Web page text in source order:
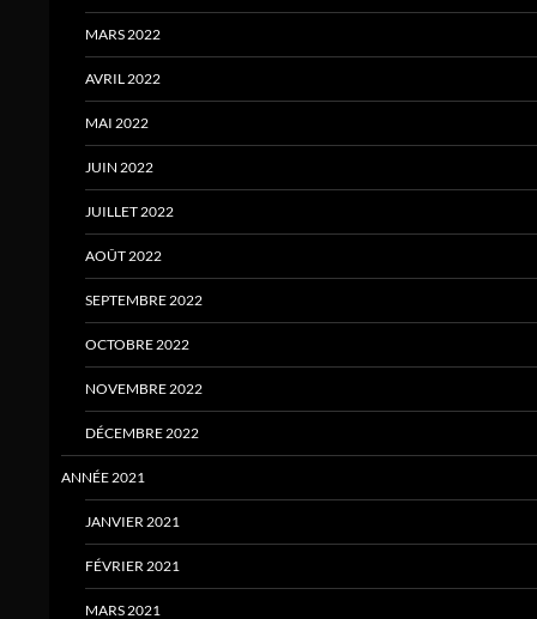
MARS 2022
AVRIL 2022
MAI 2022
JUIN 2022
JUILLET 2022
AOÛT 2022
SEPTEMBRE 2022
OCTOBRE 2022
NOVEMBRE 2022
DÉCEMBRE 2022
ANNÉE 2021
JANVIER 2021
FÉVRIER 2021
MARS 2021